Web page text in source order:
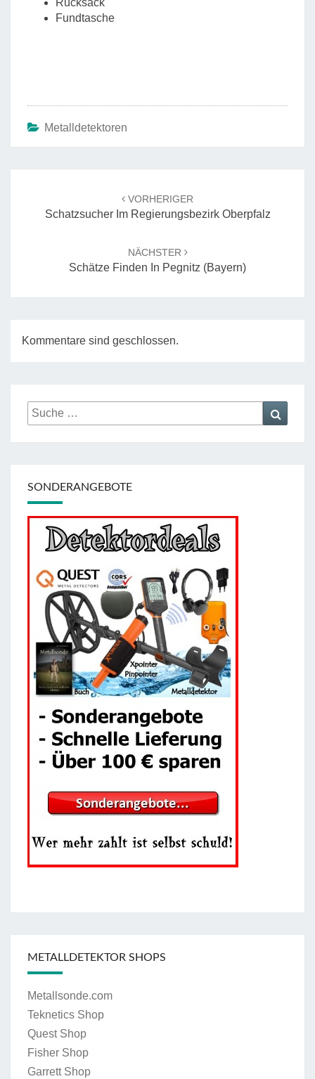
Fundtasche
Metalldetektoren
VORHERIGER
Schatzsucher Im Regierungsbezirk Oberpfalz
NÄCHSTER
Schätze Finden In Pegnitz (Bayern)
Kommentare sind geschlossen.
Suche
nach:
SONDERANGEBOTE
METALLDETEKTOR SHOPS
Metallsonde.com
Teknetics Shop
Quest Shop
Fisher Shop
Garrett Shop